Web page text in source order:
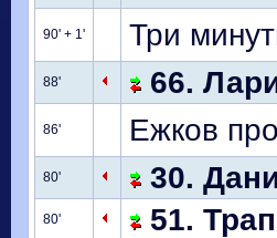
90' + 1' Три
88' 66.
86' Ежков
80' 30.
80' 51.